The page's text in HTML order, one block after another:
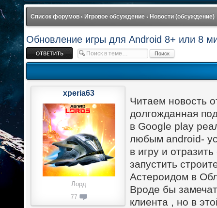
Список форумов ‹ Игровое обсуждение ‹ Новости (обсуждение)
Обновление игры для Android 8+ или 8
Ответить
Читаем новость
долгожданная
в Google play
любым android-
в игру и
запустить
Астероидом в
Вроде бы
клиента , но в
xperia63
Лорд
77